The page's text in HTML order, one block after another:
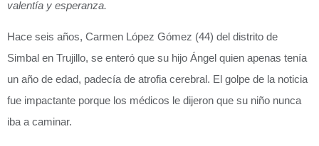
valentía y esperanza.
Hace seis años, Carmen López Gómez (44) del distrito de
Simbal en Trujillo, se enteró que su hijo Ángel quien apenas tenía
un año de edad, padecía de atrofia cerebral. El golpe de la noticia
fue impactante porque los médicos le dijeron que su niño nunca
iba a caminar.